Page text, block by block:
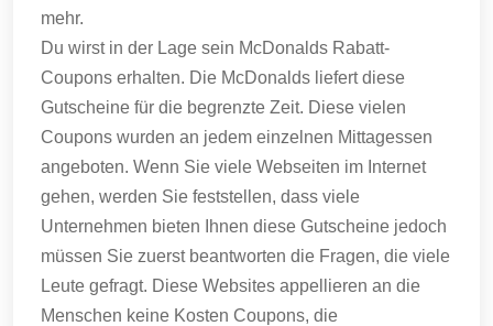
mehr.
Du wirst in der Lage sein McDonalds Rabatt-
Coupons erhalten. Die McDonalds liefert diese
Gutscheine für die begrenzte Zeit. Diese vielen
Coupons wurden an jedem einzelnen Mittagessen
angeboten. Wenn Sie viele Webseiten im Internet
gehen, werden Sie feststellen, dass viele
Unternehmen bieten Ihnen diese Gutscheine jedoch
müssen Sie zuerst beantworten die Fragen, die viele
Leute gefragt. Diese Websites appellieren an die
Menschen keine Kosten Coupons, die